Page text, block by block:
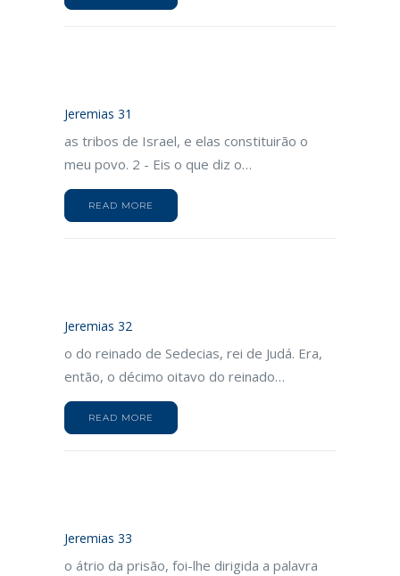
Jeremias 31
as tribos de Israel, e elas constituirão o
meu povo. 2 - Eis o que diz o…
READ MORE
Jeremias 32
o do reinado de Sedecias, rei de Judá. Era,
então, o décimo oitavo do reinado…
READ MORE
Jeremias 33
o átrio da prisão, foi-lhe dirigida a palavra